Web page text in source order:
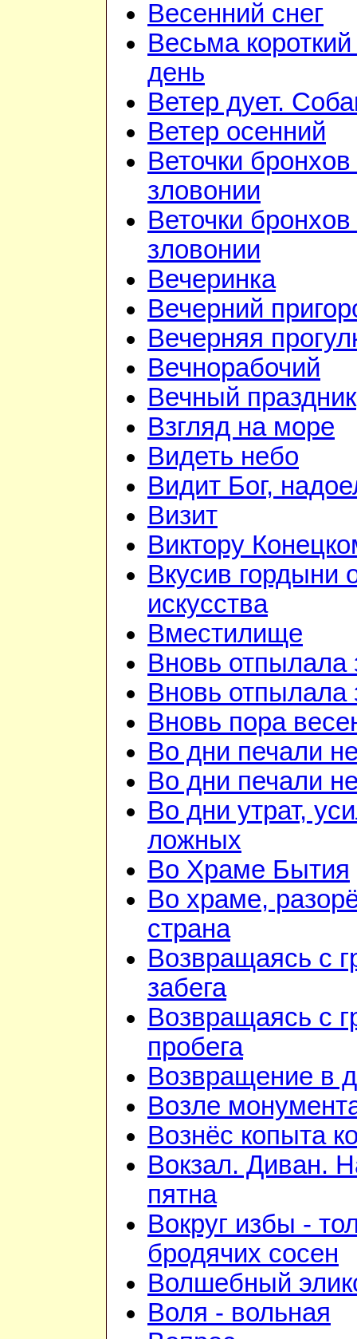
Весенний снег
Весьма
день
Ветер дует.
Ветер осенний
Веточки
зловонии
Веточки
зловонии
Вечеринка
Вечерний
Вечерняя
Вечнорабочий
Вечный праздник
Взгляд на море
Видеть небо
Видит Бог,
Визит
Виктору
Вкусив гордыни
искусства
Вместилище
Вновь отпылала
Вновь отпылала
Вновь пора
Во дни печали
Во дни печали
Во дни утрат,
ложных
Во Храме Бытия
Во храме,
страна
Возвращаясь с
забега
Возвращаясь с
пробега
Возвращение в
Возле
Вознёс копыта
Вокзал. Диван.
пятна
Вокруг избы -
бродячих сосен
Волшебный
Воля - вольная